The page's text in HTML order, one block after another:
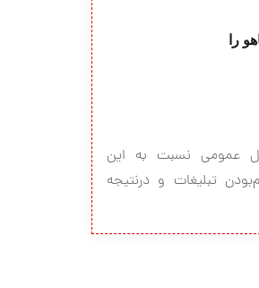
را
عمومی نسبت به این
تبلیغات و درنتیجه